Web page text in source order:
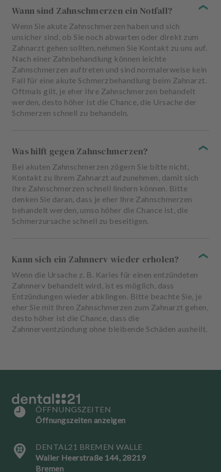
Wann sind Zahnschmerzen ein Notfall?
Wenn Sie akute Zahnschmerzen haben und sich
unsicher sind, ob Sie noch abwarten oder direkt zum
Zahnarzt gehen sollten, nehmen Sie Kontakt zu uns auf.
Nach einer Zahnbehandlung können leichte
Zahnschmerzen auftreten und sind normalerweise kein
Fall für eine akute Schmerzbehandlung beim Zahnarzt.
Oftmals gilt, je eher Ihre Zahnschmerzen behandelt
werden, desto höher ist die Chance, die Ursache der
Schmerzen schnell zu behandeln.
Was hilft gegen Zahnschmerzen?
Bei akuten Zahnschmerzen zögern Sie bitte nicht,
Kontakt zu Ihrem Zahnarzt aufzunehmen, damit sich
Ihre Zahnschmerzen schnell lindern können. Bitte
denken Sie daran, dass je eher Ihre Zahnschmerzen
behandelt werden, umso höher die Chance ist, die
Schmerzursache schnell zu beseitigen.
Kann sich ein Zahnnerv wieder erholen?
Wenn die Ursache z. B. Karies für einen entzündeten
Zahnnerv behandelt wird, ist es möglich, dass
Entzündungen wieder abklingen. Bitte beachte Sie, je
eher Sie mit Ihren Zahnschmerzen zum Zahnarzt gehen,
desto höher ist die Chance, dass die
Zahnnerventzündung ohne bleibende Schäden ausheilt.
ÖFFNUNGSZEITEN
Öffnungszeiten anzeigen
DENTAL21 BREMEN WALLE
Waller Heerstraße 144, 28219
Bremen